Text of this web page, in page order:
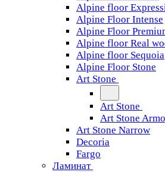
Alpine floor
Alpine Floor Intense
Alpine Floor
Alpine floor Real
Alpine floor Sequoia
Alpine Floor Stone
Art Stone
Art Stone
Art Stone
Art Stone Narrow
Decoria
Fargo
Ламинат